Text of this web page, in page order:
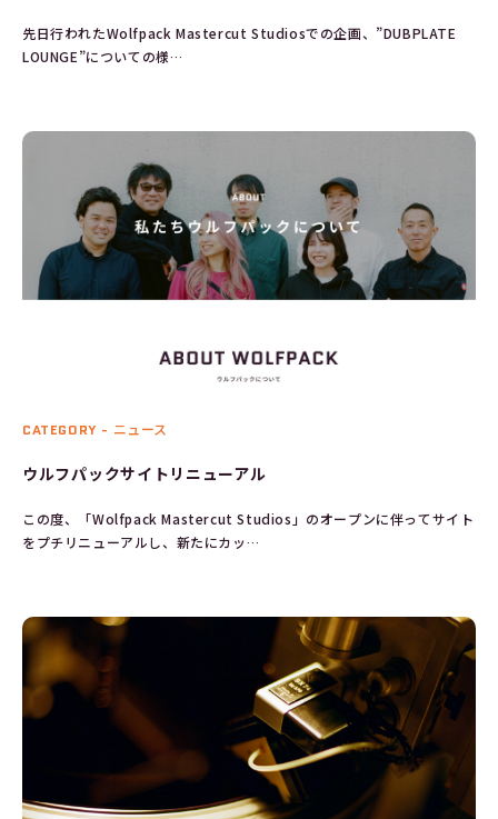
先日行われたWolfpack Mastercut Studiosでの企画、”DUBPLATE
LOUNGE”についての様…
CATEGORY - ニュース
ウルフパックサイトリニューアル
この度、「Wolfpack Mastercut Studios」のオープンに伴ってサイト
をプチリニューアルし、新たにカッ…